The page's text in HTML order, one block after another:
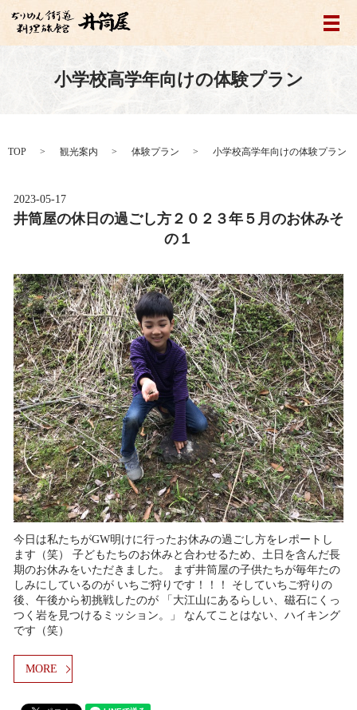
メ
小学校高学年向けの体験プラン
TOP 観光案内 体験プラン 小学校高学年向けの体験プラン
2023-05-17
井筒屋の休日の過ごし方２０２３年５月のお休みそ
の１
今日は私たちがGW明けに行ったお休みの過ごし方をレポートし
ます（笑） 子どもたちのお休みと合わせるため、土日を含んだ長
期のお休みをいただきました。 まず井筒屋の子供たちが毎年たの
しみにしているのが いちご狩りです！！！ そしていちご狩りの
後、午後から初挑戦したのが 「大江山にあるらしい、磁石にくっ
つく岩を見つけるミッション。」 なんてことはない、ハイキング
です（笑）
MORE